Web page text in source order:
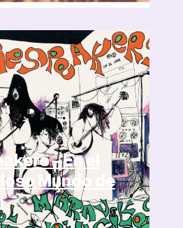
– En el
Mundo de